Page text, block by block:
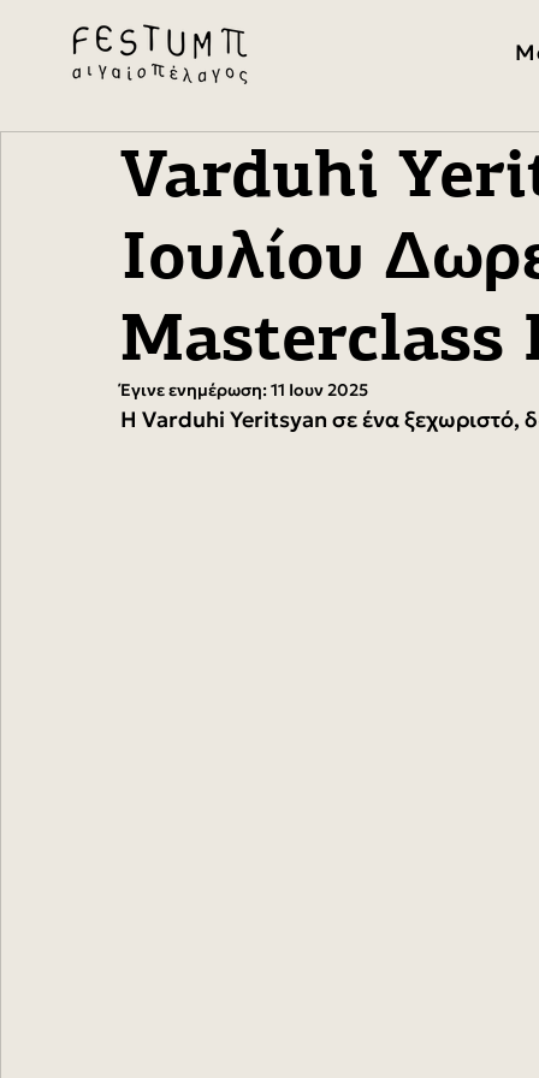
Varduhi
Ιουλίου
Masterclass
Έγινε ενημέρωση:11 Ιουν 2025
Η Varduhi Yeritsyan σε ένα ξεχωριστό,